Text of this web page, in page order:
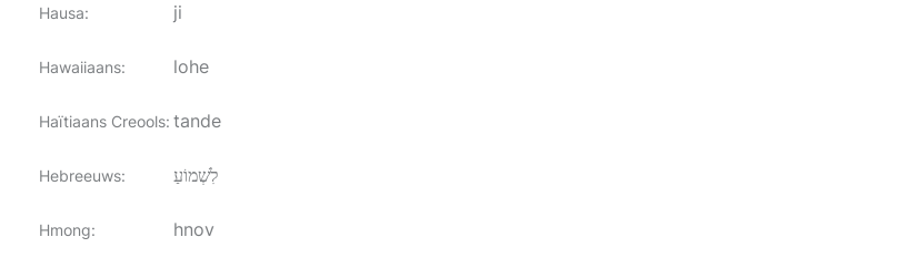
Hausa: ji
Hawaiiaans: lohe
Haïtiaans Creools: tande
Hebreeuws: לִשְׁמוֹעַ
Hmong: hnov